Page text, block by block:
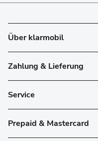
Zahlung & Lieferung
Über klarmobil
Service
Prepaid & Mastercard